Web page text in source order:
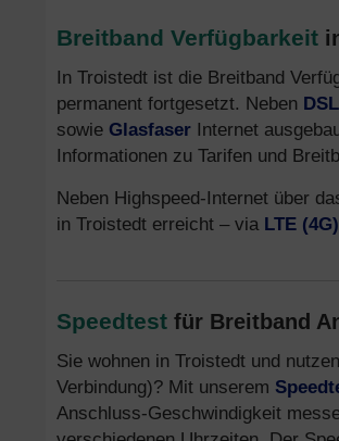
Breitband Verfügbarkeit
In Troistedt ist die Breitband
permanent fortgesetzt. Neben DSL
sowie Glasfaser Internet
Informationen zu Tarifen und
Neben Highspeed-Internet über
in Troistedt erreicht – via LTE (4G)
Speedtest für Breitband
Sie wohnen in Troistedt und
Verbindung)? Mit unserem
Anschluss-Geschwindigkeit